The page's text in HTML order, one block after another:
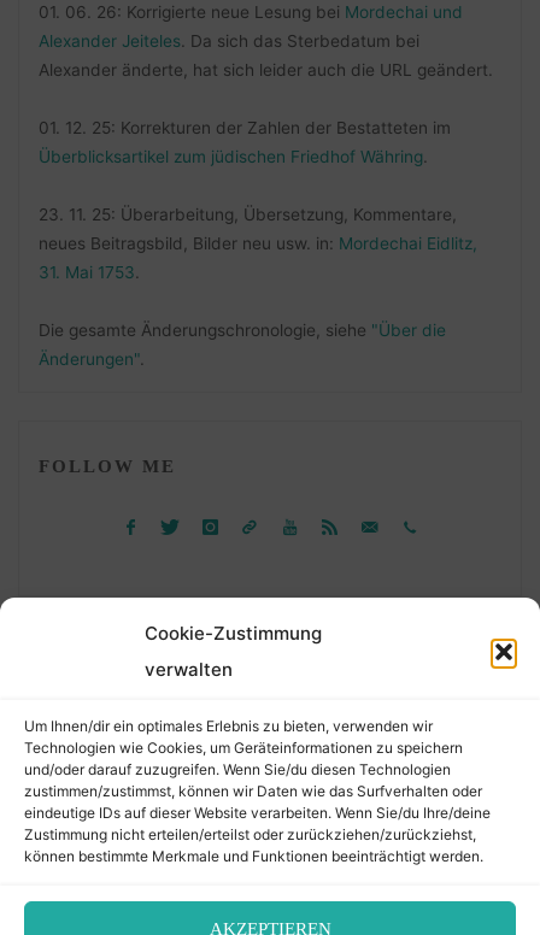
Cookie-Zustimmung
verwalten
Um Ihnen/dir ein optimales Erlebnis zu bieten, verwenden wir
Technologien wie Cookies, um Geräteinformationen zu speichern
und/oder darauf zuzugreifen. Wenn Sie/du diesen Technologien
zustimmen/zustimmst, können wir Daten wie das Surfverhalten oder
eindeutige IDs auf dieser Website verarbeiten. Wenn Sie/du Ihre/deine
Zustimmung nicht erteilen/erteilst oder zurückziehen/zurückziehst,
können bestimmte Merkmale und Funktionen beeinträchtigt werden.
AKZEPTIEREN
01. 06. 26: Korrigierte neue Lesung bei Mordechai und
Alexander Jeiteles . Da sich das Sterbedatum bei
Alexander änderte, hat sich leider auch die URL geändert.
01. 12. 25: Korrekturen der Zahlen der Bestatteten im
Überblicksartikel zum jüdischen Friedhof Währing
23. 11. 25: Überarbeitung, Übersetzung, Kommentare,
neues Beitragsbild, Bilder neu usw. in: Mordechai Eidlitz,
31. Mai 1753
Die gesamte Änderungschronologie, siehe "Über die
Änderungen".
FOLLOW ME
nach:
©2026 Der Transkribierer